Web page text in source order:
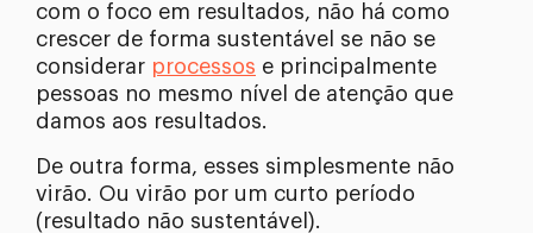
com o foco em resultados, não há como
crescer de forma sustentável se não se
considerar processos e principalmente
pessoas no mesmo nível de atenção que
damos aos resultados.
De outra forma, esses simplesmente não
virão. Ou virão por um curto período
(resultado não sustentável).